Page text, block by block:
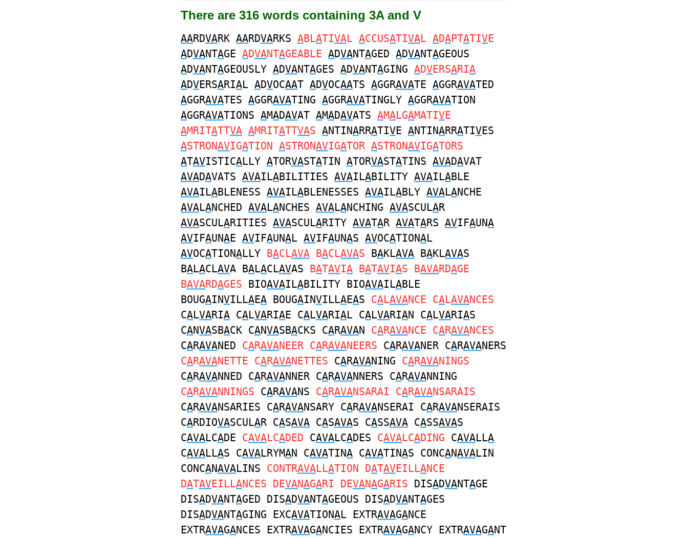
There are 316 words containing 3A and V
AARDVARK AARDVARKS ABLATIVAL ACCUSATIVAL ADAPTATIVE
ADVANTAGE ADVANTAGEABLE ADVANTAGED ADVANTAGEOUS
ADVANTAGEOUSLY ADVANTAGES ADVANTAGING ADVERSARIA
ADVERSARIAL ADVOCAAT ADVOCAATS AGGRAVATE AGGRAVATED
AGGRAVATES AGGRAVATING AGGRAVATINGLY AGGRAVATION
AGGRAVATIONS AMADAVAT AMADAVATS AMALGAMATIVE
AMRITATTVA AMRITATTVAS ANTINARRATIVE ANTINARRATIVES
ASTRONAVIGATION ASTRONAVIGATOR ASTRONAVIGATORS
ATAVISTICALLY ATORVASTATIN ATORVASTATINS AVADAVAT
AVADAVATS AVAILABILITIES AVAILABILITY AVAILABLE
AVAILABLENESS AVAILABLENESSES AVAILABLY AVALANCHE
AVALANCHED AVALANCHES AVALANCHING AVASCULAR
AVASCULARITIES AVASCULARITY AVATAR AVATARS AVIFAUNA
AVIFAUNAE AVIFAUNAL AVIFAUNAS AVOCATIONAL
AVOCATIONALLY BACLAVA BACLAVAS BAKLAVA BAKLAVAS
BALACLAVA BALACLAVAS BATAVIA BATAVIAS BAVARDAGE
BAVARDAGES BIOAVAILABILITY BIOAVAILABLE
BOUGAINVILLAEA BOUGAINVILLAEAS CALAVANCE CALAVANCES
CALVARIA CALVARIAE CALVARIAL CALVARIAN CALVARIAS
CANVASBACK CANVASBACKS CARAVAN CARAVANCE CARAVANCES
CARAVANED CARAVANEER CARAVANEERS CARAVANER CARAVANERS
CARAVANETTE CARAVANETTES CARAVANING CARAVANINGS
CARAVANNED CARAVANNER CARAVANNERS CARAVANNING
CARAVANNINGS CARAVANS CARAVANSARAI CARAVANSARAIS
CARAVANSARIES CARAVANSARY CARAVANSERAI CARAVANSERAIS
CARDIOVASCULAR CASAVA CASAVAS CASSAVA CASSAVAS
CAVALCADE CAVALCADED CAVALCADES CAVALCADING CAVALLA
CAVALLAS CAVALRYMAN CAVATINA CAVATINAS CONCANAVALIN
CONCANAVALINS CONTRAVALLATION DATAVEILLANCE
DATAVEILLANCES DEVANAGARI DEVANAGARIS DISADVANTAGE
DISADVANTAGED DISADVANTAGEOUS DISADVANTAGES
DISADVANTAGING EXCAVATIONAL EXTRAVAGANCE
EXTRAVAGANCES EXTRAVAGANCIES EXTRAVAGANCY EXTRAVAGANT